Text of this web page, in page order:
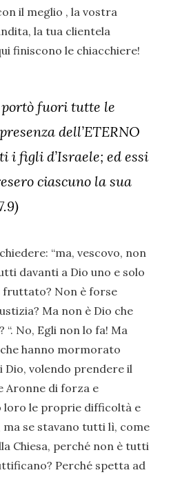
il meglio , la vostra
la tua clientela
finiscono le chiacchiere!
portò fuori tutte le
dell’ETERNO
i figli d’Israele; ed essi
ciascuno la sua
“ma, vescovo, non
davanti a Dio uno e solo
fruttato? Non è forse
Ma non è Dio che
“. No, Egli non lo fa! Ma
hanno mormorato
Dio, volendo prendere il
Aronne di forza e
loro le proprie difficoltà e
se stavano tutti lì, come
Chiesa, perché non è tutti
Perché spetta ad